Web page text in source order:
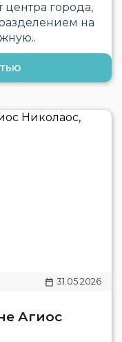
центра города,
на
31.05.2026
Агиос